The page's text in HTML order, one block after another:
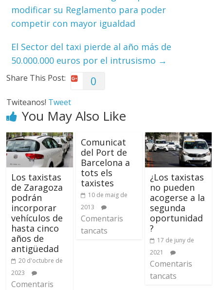
modificar su Reglamento para poder
competir con mayor igualdad
El Sector del taxi pierde al año más de
50.000.000 euros por el intrusismo →
Share This Post: 0
Twiteanos! Tweet
You May Also Like
Los taxistas
de Zaragoza
podrán
incorporar
vehículos de
hasta cinco
años de
antigüedad
20 d'octubre de
2023
Comentaris
Comunicat
del Port de
Barcelona a
tots els
taxistes
10 de maig de
2013
Comentaris
tancats
¿Los taxistas
no pueden
acogerse a la
segunda
oportunidad
?
17 de juny de
2021
Comentaris
tancats